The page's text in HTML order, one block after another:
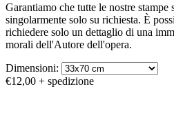
Garantiamo che tutte le nostre stampe
singolarmente solo su richiesta. È
richiedere solo un dettaglio di una
morali dell'Autore dell'opera.
Dimensioni:
€12,00 + spedizione